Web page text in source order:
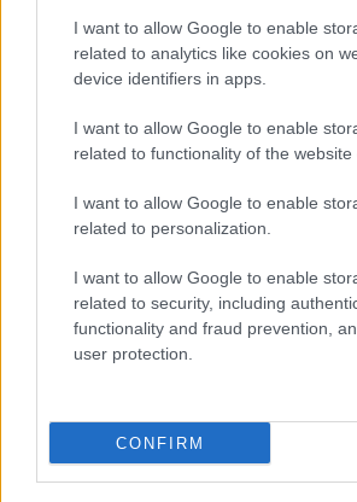
I want to allow Google to enable
related to analytics like cookies on
device identifiers in apps.
I want to allow Google to enable
related to functionality of the website
I want to allow Google to enable
related to personalization.
I want to allow Google to enable
related to security, including
functionality and fraud prevention,
user protection.
CONFIRM
Zaključna ocjena
Iako Pentagon tvrdi da nema
povlačenje iz Evrope, promjene u
otkazane rotacije stvaraju
strategije na kontinentu.
#poljska